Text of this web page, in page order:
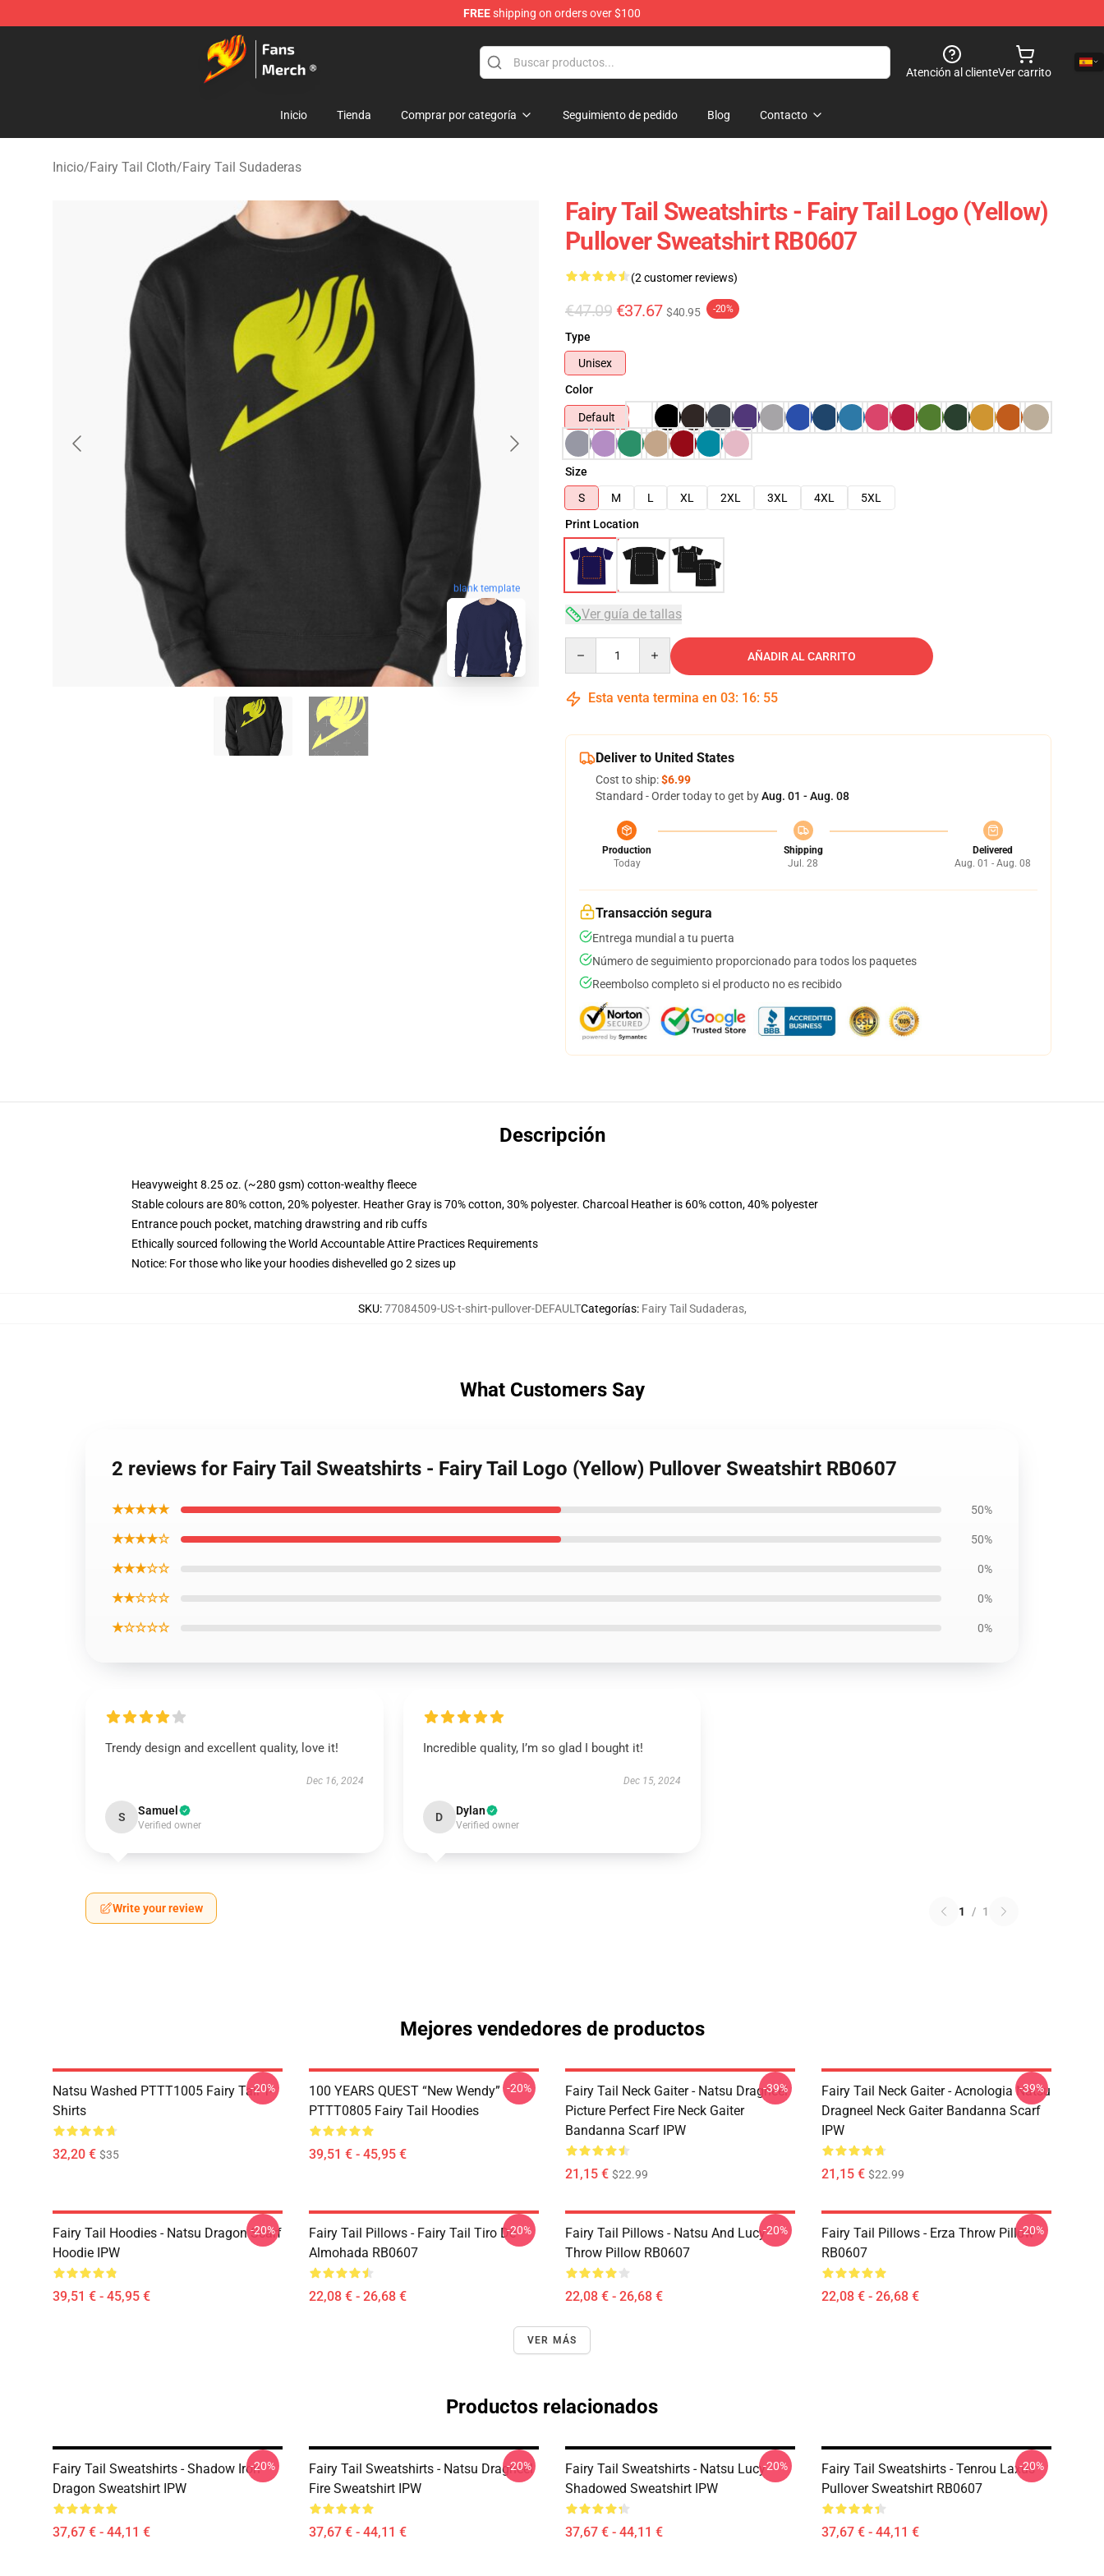
FREEshipping on orders over $100
Fairy Tail Store - Official Fairy Tail Merchandise Shop
Atención al clienteVer carrito
Inicio Tienda Comprar por categoría Seguimiento de pedido Blog Contacto
Inicio/Fairy Tail Cloth/Fairy Tail Sudaderas
blank template
Fairy Tail Sweatshirts - Fairy Tail Logo (Yellow)
Pullover Sweatshirt RB0607
(2 customer reviews)
€47.09 €37.67 $40.95 -20%
Type
Unisex
Color
Default
Size
S
M L XL 2XL 3XL 4XL
5XL
Print Location
Ver guía de tallas
AÑADIR AL CARRITO
Esta venta termina en 03: 16: 54
Deliver to United States
Cost to ship:$6.99
Standard - Order today to get byAug. 01 - Aug. 08
Production
Today
Shipping
Jul. 28
Delivered
Aug. 01 - Aug. 08
Transacción segura
Entrega mundial a tu puerta
Número de seguimiento proporcionado para todos los paquetes
Reembolso completo si el producto no es recibido
Descripción
Heavyweight 8.25 oz. (~280 gsm) cotton-wealthy fleece
Stable colours are 80% cotton, 20% polyester. Heather Gray is 70% cotton, 30% polyester. Charcoal Heather is 60% cotton, 40% polyester
Entrance pouch pocket, matching drawstring and rib cuffs
Ethically sourced following the World Accountable Attire Practices Requirements
Notice: For those who like your hoodies dishevelled go 2 sizes up
SKU:77084509-US-t-shirt-pullover-DEFAULTCategorías: Fairy Tail Sudaderas,
What Customers Say
2 reviews for Fairy Tail Sweatshirts - Fairy Tail Logo (Yellow) Pullover Sweatshirt RB0607
★★★★★ 50%
★★★★☆ 50%
★★★☆☆ 0%
★★☆☆☆ 0%
★☆☆☆☆ 0%
Trendy design and excellent quality, love it!
Dec 16, 2024
S Samuel
Verified owner
Incredible quality, I’m so glad I bought it!
Dec 15, 2024
D Dylan
Verified owner
Write your review 1 / 1
Mejores vendedores de productos
Natsu Washed PTTT1005 Fairy Tail T-
Shirts
32,20 € $35
-20%
100 YEARS QUEST “New Wendy”
PTTT0805 Fairy Tail Hoodies
39,51 € - 45,95 €
-20%
Fairy Tail Neck Gaiter - Natsu Dragneel
Picture Perfect Fire Neck Gaiter
Bandanna Scarf IPW
21,15 € $22.99
-39%
Fairy Tail Neck Gaiter - Acnologia Natsu
Dragneel Neck Gaiter Bandanna Scarf
IPW
21,15 € $22.99
-39%
Fairy Tail Hoodies - Natsu Dragon Scarf
Hoodie IPW
39,51 € - 45,95 €
-20%
Fairy Tail Pillows - Fairy Tail Tiro De
Almohada RB0607
22,08 € - 26,68 €
-20%
Fairy Tail Pillows - Natsu And Lucy
Throw Pillow RB0607
22,08 € - 26,68 €
-20%
Fairy Tail Pillows - Erza Throw Pillow
RB0607
22,08 € - 26,68 €
-20%
VER MÁS
Productos relacionados
Fairy Tail Sweatshirts - Shadow Iron
Dragon Sweatshirt IPW
37,67 € - 44,11 €
-20%
Fairy Tail Sweatshirts - Natsu Dragneel
Fire Sweatshirt IPW
37,67 € - 44,11 €
-20%
Fairy Tail Sweatshirts - Natsu Lucy
Shadowed Sweatshirt IPW
37,67 € - 44,11 €
-20%
Fairy Tail Sweatshirts - Tenrou Laxus
Pullover Sweatshirt RB0607
37,67 € - 44,11 €
-20%